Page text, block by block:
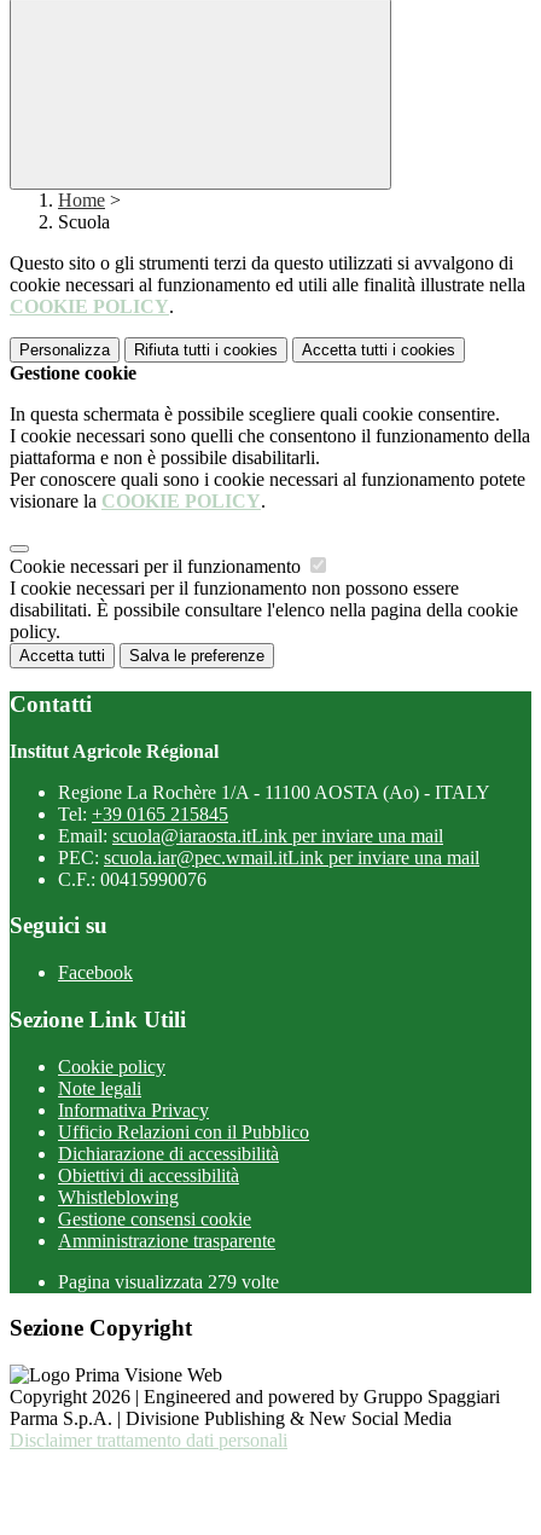
Home >
Scuola
Questo sito o gli strumenti terzi da questo utilizzati si avvalgono di
cookie necessari al funzionamento ed utili alle finalità illustrate nella
COOKIE POLICY.
Personalizza Rifiuta tutti i cookies Accetta tutti i cookies
Gestione cookie
In questa schermata è possibile scegliere quali cookie consentire.
I cookie necessari sono quelli che consentono il funzionamento della
piattaforma e non è possibile disabilitarli.
Per conoscere quali sono i cookie necessari al funzionamento potete
visionare la COOKIE POLICY.
Cookie necessari per il funzionamento
I cookie necessari per il funzionamento non possono essere
disabilitati. È possibile consultare l'elenco nella pagina della cookie
policy.
Accetta tutti Salva le preferenze
Contatti
Institut Agricole Régional
Regione La Rochère 1/A - 11100 AOSTA (Ao) - ITALY
Tel: +39 0165 215845
Email: scuola@iaraosta.itLink per inviare una mail
PEC: scuola.iar@pec.wmail.itLink per inviare una mail
C.F.: 00415990076
Seguici su
Facebook
Sezione Link Utili
Cookie policy
Note legali
Informativa Privacy
Ufficio Relazioni con il Pubblico
Dichiarazione di accessibilità
Obiettivi di accessibilità
Whistleblowing
Gestione consensi cookie
Amministrazione trasparente
Pagina visualizzata 279 volte
Sezione Copyright
Copyright 2026 | Engineered and powered by Gruppo Spaggiari
Parma S.p.A. | Divisione Publishing & New Social Media
Disclaimer trattamento dati personali